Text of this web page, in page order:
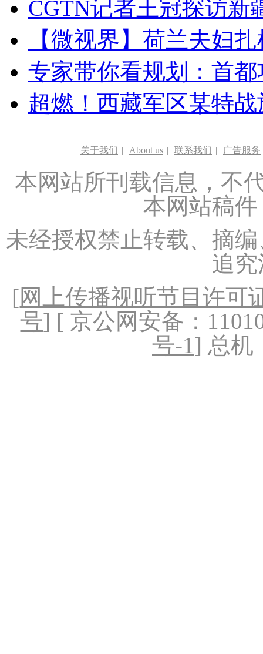
CGTN记者王冠探访新
【微视界】荷兰夫妇
专家带你看规划：首
超燃！西藏军区某特
关于我们 | About us | 联系我们 | 广告服务
本网站所刊载信息，不
本网站稿
未经授权禁止转载、摘
追
[网上传播视听节目许可
号] [ 京公网安备：
号-1] 总机